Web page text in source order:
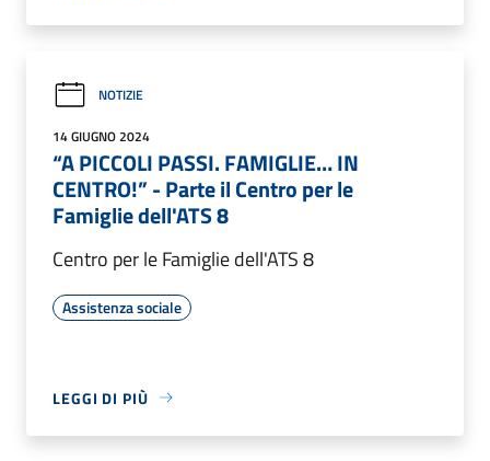
NOTIZIE
14 GIUGNO 2024
“A PICCOLI PASSI. FAMIGLIE… IN
CENTRO!” - Parte il Centro per le
Famiglie dell'ATS 8
Centro per le Famiglie dell'ATS 8
Assistenza sociale
LEGGI DI PIÙ